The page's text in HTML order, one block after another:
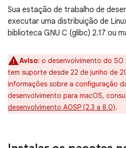
Sua estação de trabalho de
executar uma distribuição de
biblioteca GNU C (glibc) 2.17 ou
Aviso: o desenvolvimento do
tem suporte desde 22 de junho de
informações sobre a configuração
desenvolvimento para macOS,
desenvolvimento AOSP (2.3 a 8.0).